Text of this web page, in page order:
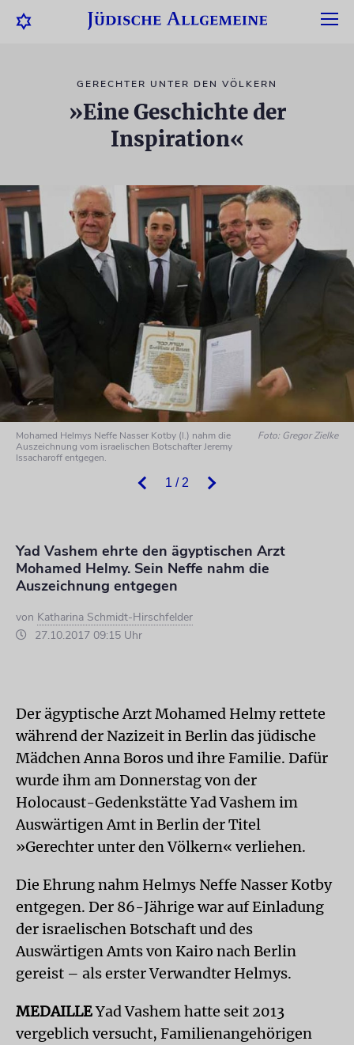
GERECHTER UNTER DEN VÖLKERN
»Eine Geschichte der
Inspiration«
1 / 2
Mohamed Helmys Neffe Nasser Kotby (l.) nahm die
Auszeichnung vom israelischen Botschafter Jeremy
Issacharoff entgegen.
Foto: Gregor Zielke
Yad Vashem ehrte den ägyptischen Arzt
Mohamed Helmy. Sein Neffe nahm die
Auszeichnung entgegen
von Katharina Schmidt-Hirschfelder
27.10.2017 09:15 Uhr
Der ägyptische Arzt Mohamed Helmy rettete
während der Nazizeit in Berlin das jüdische
Mädchen Anna Boros und ihre Familie. Dafür
wurde ihm am Donnerstag von der
Holocaust-Gedenkstätte Yad Vashem im
Auswärtigen Amt in Berlin der Titel
»Gerechter unter den Völkern« verliehen.
Die Ehrung nahm Helmys Neffe Nasser Kotby
entgegen. Der 86-Jährige war auf Einladung
der israelischen Botschaft und des
Auswärtigen Amts von Kairo nach Berlin
gereist – als erster Verwandter Helmys.
MEDAILLEYad Vashem hatte seit 2013
vergeblich versucht, Familienangehörigen